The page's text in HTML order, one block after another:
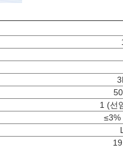
1 (선
≤3%